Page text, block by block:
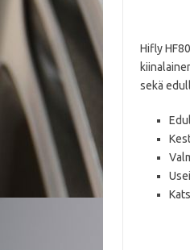
Hifly
sekä